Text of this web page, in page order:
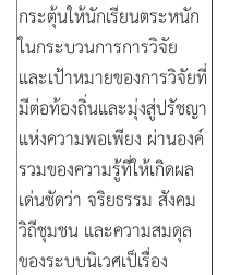
กระตุ้นให้นักเรียนตระหนัก
ในกระบวนการการวิจัย
และเป้าหมายของการวิจัยที่
มีต่อท้องถิ่นและมุ่งสู่ปรัชญา
แห่งความพอเพียง ผ่านองค์
รวมของความรู้ที่ให้เกิดผล
เด่นชัดว่า จริยธรรม สังคม
วิถีชุมชน และความสมดุล
ของระบบนิเวศเป็เรื่อง